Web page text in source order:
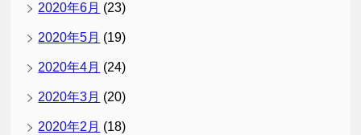
2020年6月 (23)
2020年5月 (19)
2020年4月 (24)
2020年3月 (20)
2020年2月 (18)